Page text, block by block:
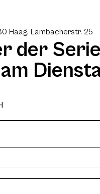
Haag, Lambacherstr. 25
der Serie